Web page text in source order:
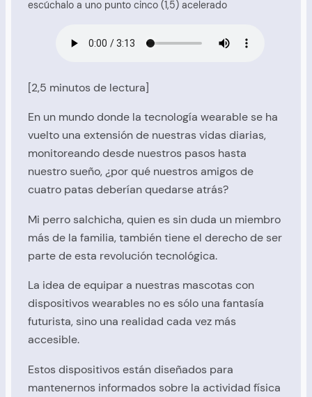
escúchalo a uno punto cinco (1,5) acelerado
[2,5 minutos de lectura]
En un mundo donde la tecnología wearable se ha
vuelto una extensión de nuestras vidas diarias,
monitoreando desde nuestros pasos hasta
nuestro sueño, ¿por qué nuestros amigos de
cuatro patas deberían quedarse atrás?
Mi perro salchicha, quien es sin duda un miembro
más de la familia, también tiene el derecho de ser
parte de esta revolución tecnológica.
La idea de equipar a nuestras mascotas con
dispositivos wearables no es sólo una fantasía
futurista, sino una realidad cada vez más
accesible.
Estos dispositivos están diseñados para
mantenernos informados sobre la actividad física